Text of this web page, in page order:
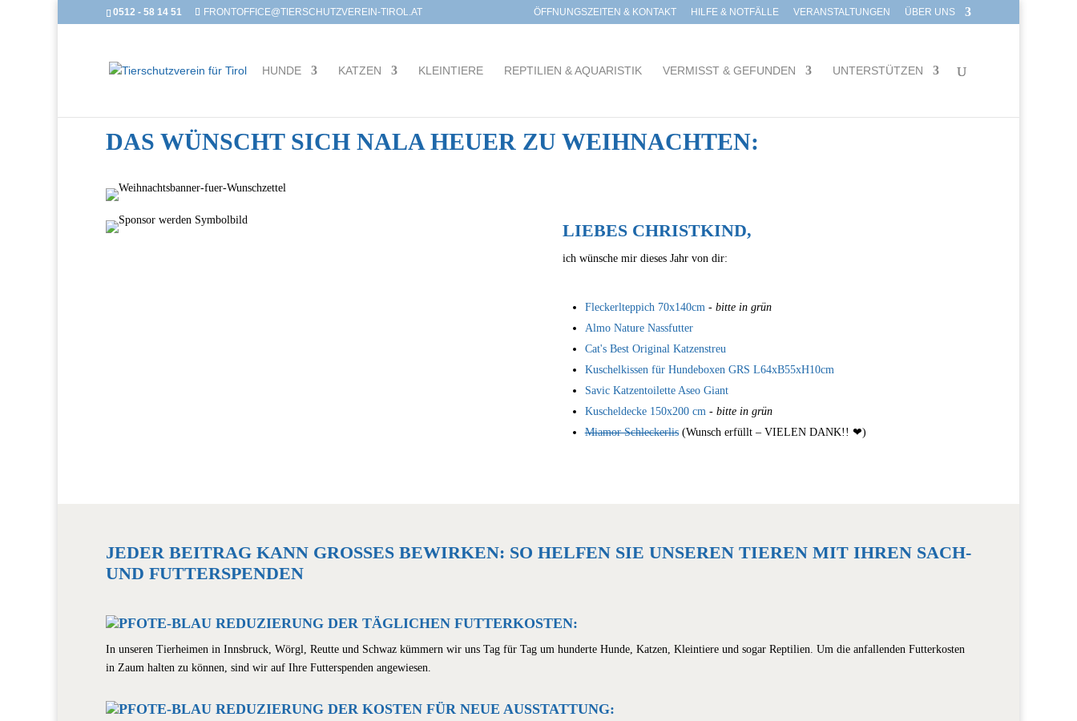
0512 - 58 14 51 FRONTOFFICE@TIERSCHUTZVEREIN-TIROL.AT ÖFFNUNGSZEITEN & KONTAKT HILFE & NOTFÄLLE VERANSTALTUNGEN ÜBER UNS
HUNDE KATZEN KLEINTIERE REPTILIEN & AQUARISTIK VERMISST & GEFUNDEN UNTERSTÜTZEN
DAS WÜNSCHT SICH NALA HEUER ZU WEIHNACHTEN:
LIEBES CHRISTKIND,
ich wünsche mir dieses Jahr von dir:
Fleckerlteppich 70x140cm - bitte in grün
Almo Nature Nassfutter
Cat's Best Original Katzenstreu
Kuschelkissen für Hundeboxen GRS L64xB55xH10cm
Savic Katzentoilette Aseo Giant
Kuscheldecke 150x200 cm -bitte in grün
Miamor Schleckerlis(Wunsch erfüllt – VIELEN DANK!! ❤︎)
JEDER BEITRAG KANN GROSSES BEWIRKEN: SO HELFEN SIE UNSEREN TIEREN MIT IHREN SACH- U
ND FUTTERSPENDEN
REDUZIERUNG DER TÄGLICHEN FUTTERKOSTEN:
In unseren Tierheimen in Innsbruck, Wörgl, Reutte und Schwaz kümmern wir uns Tag für Tag um hunderte Hunde, Katzen, Kleintiere und sogar Reptilien. Um die anfallenden Futterkosten
in Zaum halten zu können, sind wir auf Ihre Futterspenden angewiesen.
REDUZIERUNG DER KOSTEN FÜR NEUE AUSSTATTUNG: